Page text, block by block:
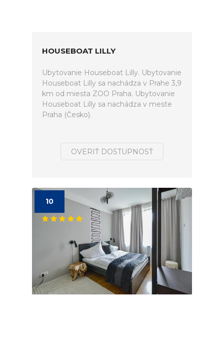
HOUSEBOAT LILLY
Ubytovanie Houseboat Lilly. Ubytovanie
Houseboat Lilly sa nachádza v Prahe 3,9
km od miesta ZOO Praha. Ubytovanie
Houseboat Lilly sa nachádza v meste
Praha (Česko).
OVERIŤ DOSTUPNOSŤ
10